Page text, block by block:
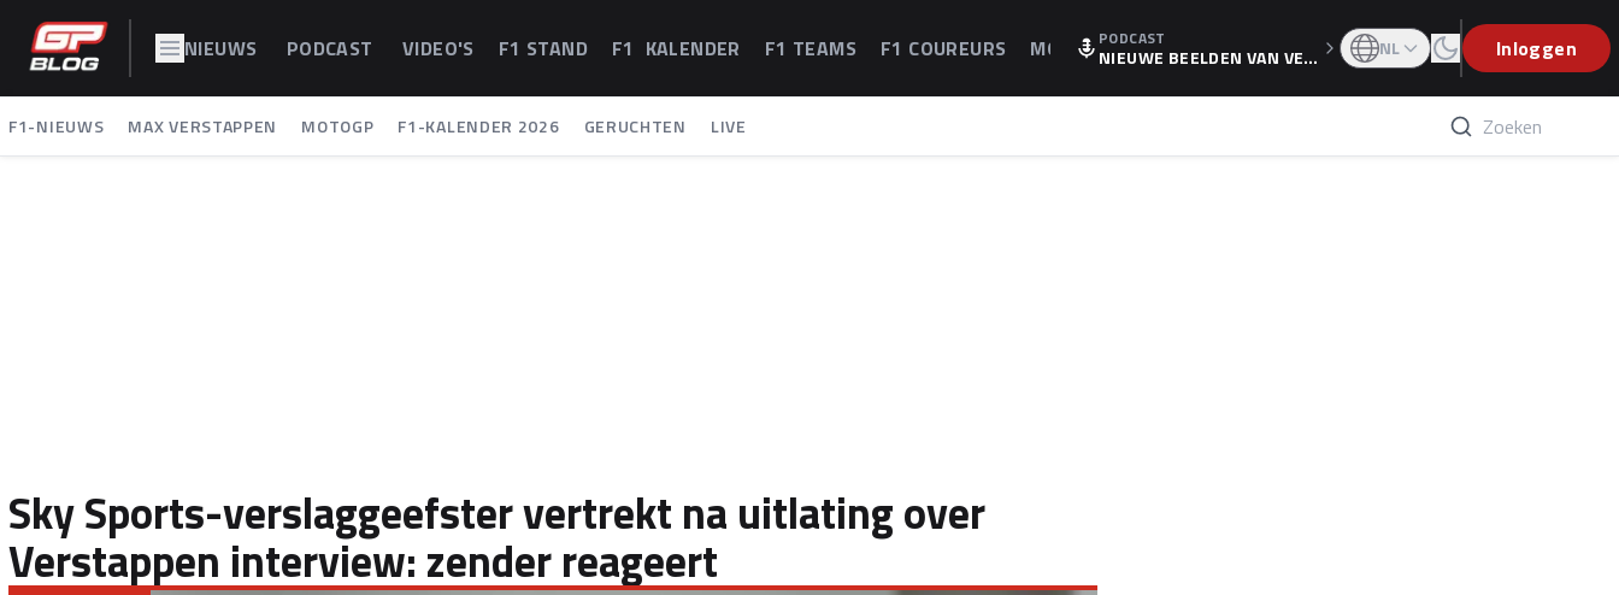
NIEUWS PODCAST VIDEO'S F1 STAND F1 KALENDER F1 TEAMS F1 COUREURS MOTOGPPODCAST
NIEUWE BEELDEN VAN VER
WEET IS ER NU GETEKEND'
NL Inloggen
F1-NIEUWS MAX VERSTAPPEN MOTOGP F1-KALENDER 2026 GERUCHTEN LIVE
Sky Sports-verslaggeefster vertrekt na uitlating over
Verstappen interview: zender reageert